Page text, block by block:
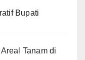
Bupati
Tanam di